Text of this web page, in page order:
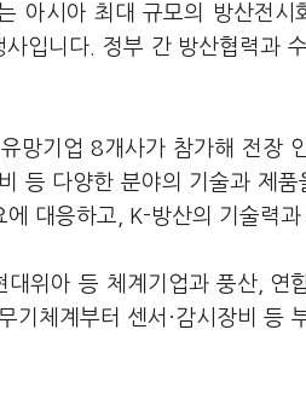
아시아 최대 규모의 방산전
입니다. 정부 간 방산협력과
망기업 8개사가 참가해 전장
등 다양한 분야의 기술과 제
대응하고, K-방산의 기술력
대위아 등 체계기업과 풍산,
기체계부터 센서·감시장비 등